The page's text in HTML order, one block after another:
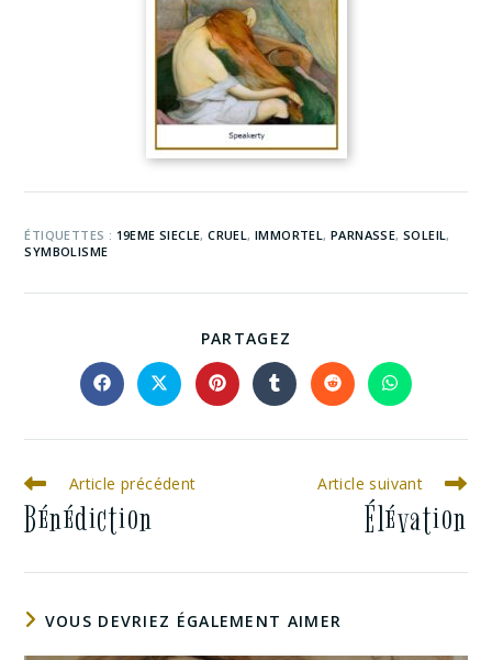
ÉTIQUETTES : 19EME SIECLE, CRUEL, IMMORTEL, PARNASSE, SOLEIL,
SYMBOLISME
PARTAGEZ
Article précédent
Bénédiction
Article suivant
Élévation
VOUS DEVRIEZ ÉGALEMENT AIMER